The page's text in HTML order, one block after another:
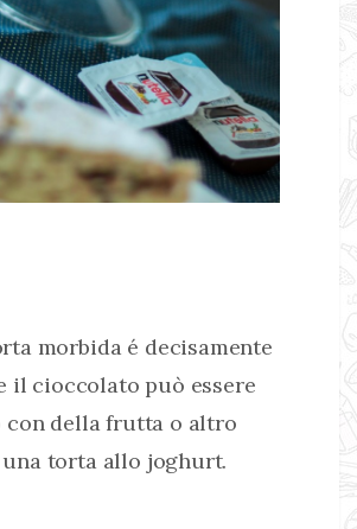
morbida é decisamente
il cioccolato può essere
della frutta o altro
una torta allo joghurt.